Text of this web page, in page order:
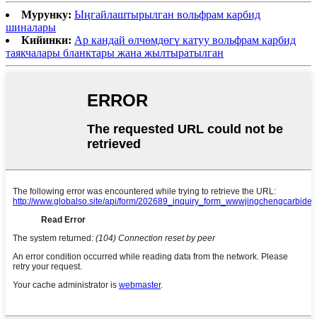
Мурунку: Ыңгайлаштырылган вольфрам карбид
шиналары
Кийинки: Ар кандай өлчөмдөгү катуу вольфрам карбид
таякчалары бланктары жана жылтыратылган